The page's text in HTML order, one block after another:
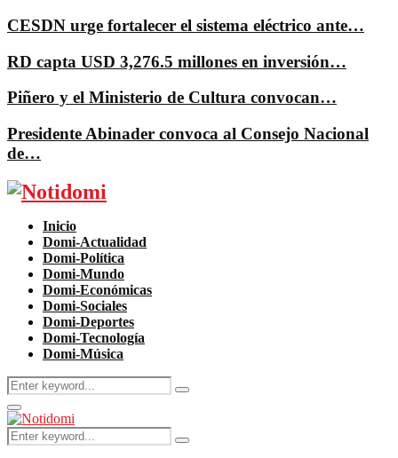
CESDN urge fortalecer el sistema eléctrico ante…
RD capta USD 3,276.5 millones en inversión…
Piñero y el Ministerio de Cultura convocan…
Presidente Abinader convoca al Consejo Nacional
de…
Facebook
Twitter
Instagram
Pinterest
Youtube
Inicio
Domi-Actualidad
Domi-Política
Domi-Mundo
Domi-Económicas
Domi-Sociales
Domi-Deportes
Domi-Tecnología
Domi-Música
Search
for:
Search
Primary
Menu
Search
for:
Search